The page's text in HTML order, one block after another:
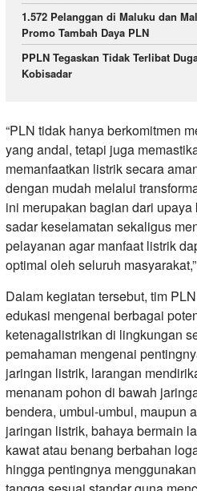
1.572 Pelanggan di Maluku dan
Promo Tambah Daya PLN
PPLN Tegaskan Tidak Terlibat
Kobisadar
“PLN tidak hanya berkomitmen
yang andal, tetapi juga
memanfaatkan listrik secara
dengan mudah melalui
ini merupakan bagian dari
sadar keselamatan sekaligus
pelayanan agar manfaat listrik
optimal oleh seluruh
Dalam kegiatan tersebut, tim
edukasi mengenai berbagai
ketenagalistrikan di lingkungan
pemahaman mengenai
jaringan listrik, larangan
menanam pohon di bawah
bendera, umbul-umbul, maupun
jaringan listrik, bahaya bermain
kawat atau benang berbahan
hingga pentingnya